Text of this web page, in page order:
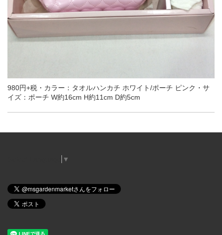
980円+税・カラー：タオルハンカチ ホワイト/ポーチ ピンク・サ
イズ：ポーチ W約16cm H約11cm D約5cm
▼